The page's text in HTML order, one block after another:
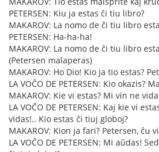
PETERSEN: Kiu ja estas ĉi tiu libro?
MAKAROV: La nomo de ĉi tiu libro
PETERSEN: Ha-ha-ha!
MAKAROV: La nomo de ĉi tiu libro
(Petersen malaperas)
MAKAROV: Ho Dio! Kio ja tio estas?
LA VOĈO DE PETERSEN: Kio okazis?
MAKAROV: Kie vi estas? Mi vin ne
LA VOĈO DE PETERSEN: Kaj kie vi
vidas!.. Kio estas ĉi tiuj globoj?
MAKAROV: Kion ja fari? Petersen, ĉu
LA VOĈO DE PETERSEN: Mi aŭdas!